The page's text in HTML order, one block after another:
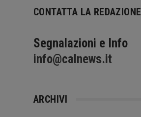
CONTATTA LA REDAZIONE
Segnalazioni e Info
info@calnews.it
ARCHIVI